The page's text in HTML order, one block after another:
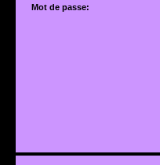
Mot de passe: